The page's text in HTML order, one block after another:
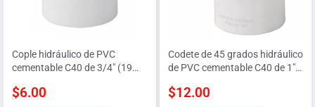
Cople hidráulico de PVC
cementable C40 de 3/4″ (19
$6.00
Codete de 45 grados hidráulico
de PVC cementable C40 de 1″
$12.00